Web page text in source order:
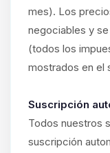
mes). Los
negociables y
(todos los
mostrados en el
Suscripción
Todos nuestros
suscripción